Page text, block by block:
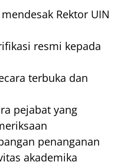
Rektor UIN
resmi kepada
terbuka dan
pejabat yang
penanganan
akademika